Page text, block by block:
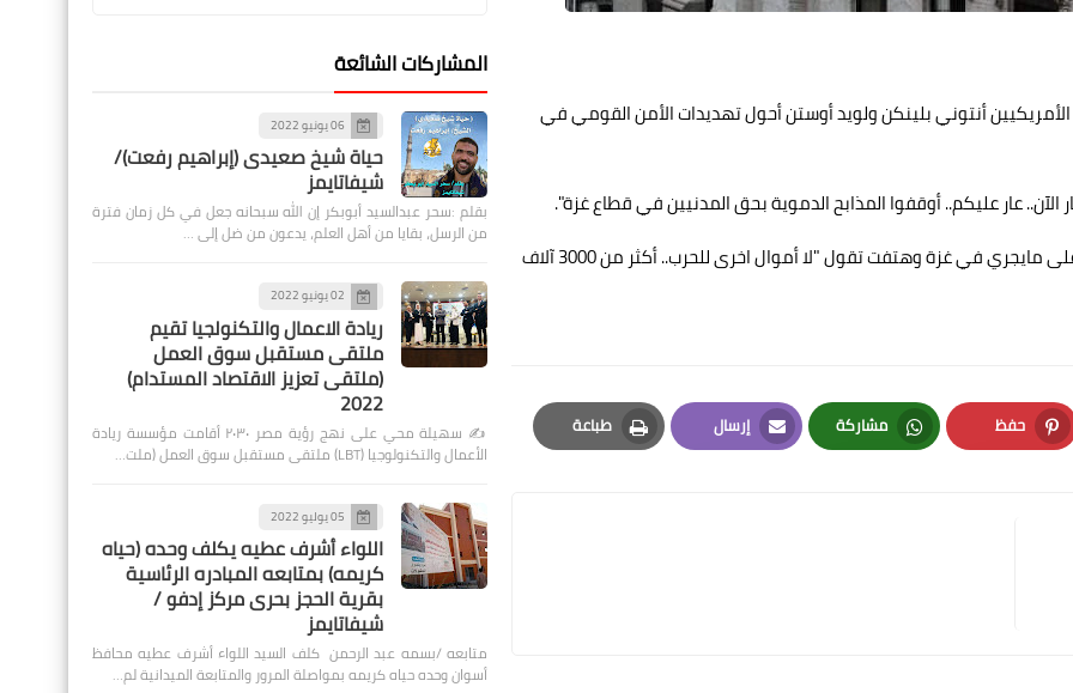
أنتوني بلينكن ولويد أوستن أحول تهديدات الأمن القومي في
عار عليكم.. أوقفوا المذابح الدموية بحق المدنيين في قطاع غزة".
وقالت سيدة تعمل بالسلك الدبلوماسي أنها استقالت احتجاجا على مايجري في غزة وهتفت تقول "لا أموال اخرى للحرب.. أكثر من 3000 آلاف
حفظ
Pinterest
مشاركة
Whatsapp
إرسال
Email
طباعة
Print
المشاركات الشائعة
06 يونيو 2022
حياة شيخ صعيدى (إبراهيم رفعت)/
شيفاتايمز
بقلم :سحر عبدالسيد أبوبكر إن الله سبحانه جعل في كل زمان فترة
من الرسل، بقايا من أهل العلم، يدعون من ضل إلى …
02 يونيو 2022
ريادة الاعمال والتكنولجيا تقيم
ملتقى مستقبل سوق العمل
(ملتقى تعزيز الاقتصاد المستدام)
2022
✍️ سهيلة محي على نهج رؤية مصر ٢٠٣٠ أقامت مؤسسة ريادة
الأعمال والتكنولوجيا (LBT) ملتقى مستقبل سوق العمل (ملت…
05 يوليو 2022
اللواء أشرف عطيه يكلف وحده (حياه
كريمه) بمتابعه المبادره الرئاسية
بقرية الحجز بحرى مركز إدفو /
شيفاتايمز
متابعه /بسمه عبد الرحمن كلف السيد اللواء أشرف عطيه محافظ
أسوان وحده حياه كريمه بمواصلة المرور والمتابعة الميدانية لم…